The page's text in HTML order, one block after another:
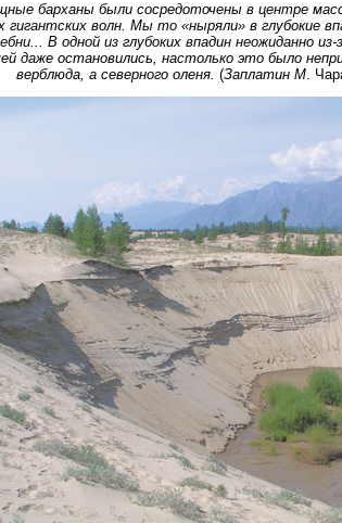
барханы были сосредоточены в центре
волн. Мы то «ныряли» в глубокие
В одной из глубоких впадин неожиданно из-
даже остановились, настолько это было
верблюда, а северного оленя. (Заплатин М.